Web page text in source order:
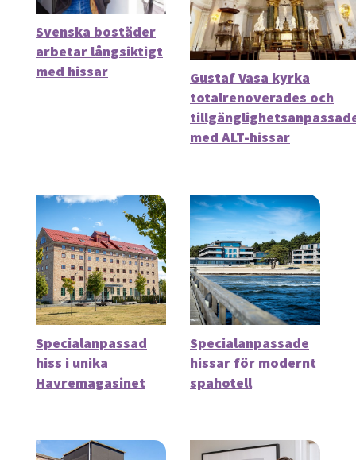
Svenska bostäder
arbetar långsiktigt
med hissar
Gustaf Vasa kyrka
totalrenoverades och
med ALT-hissar
Specialanpassad
hiss i unika
Havremagasinet
Specialanpassade
hissar för modernt
spahotell